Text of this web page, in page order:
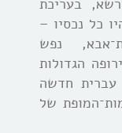
בעריכת
כל נכסיו –
נפש
הגדולות
עברית חדשה
של